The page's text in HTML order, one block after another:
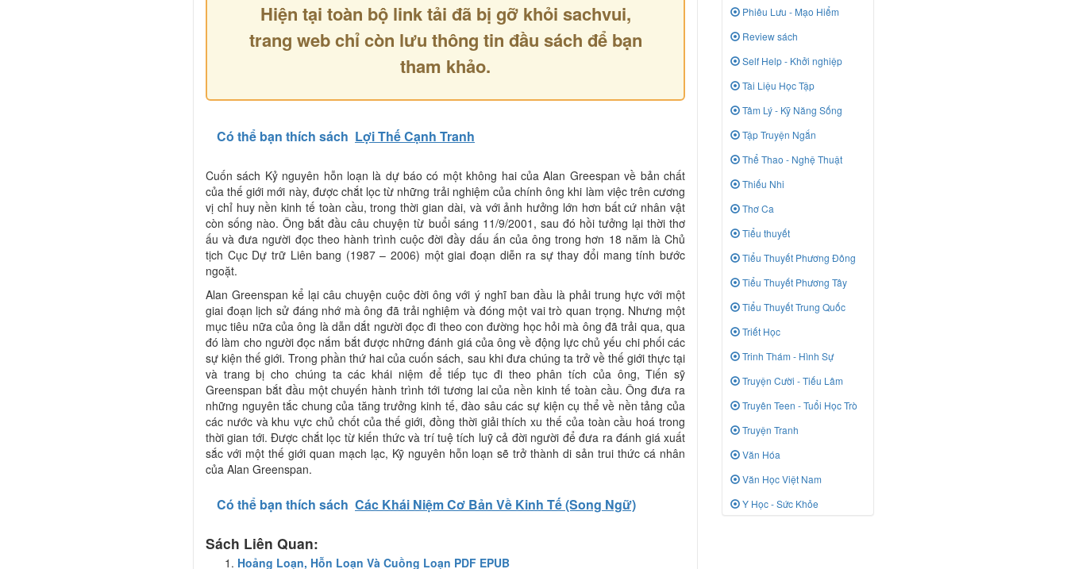
Hiện tại toàn bộ link tải đã bị gỡ khỏi sachvui,
trang web chỉ còn lưu thông tin đầu sách để bạn
tham khảo.
Có thể bạn thích sách Lợi Thế Cạnh Tranh
Cuốn sách Kỷ nguyên hỗn loạn là dự báo có một không hai của Alan Greespan về bản chất
của thế giới mới này, được chắt lọc từ những trải nghiệm của chính ông khi làm việc trên cương
vị chỉ huy nền kinh tế toàn cầu, trong thời gian dài, và với ảnh hưởng lớn hơn bất cứ nhân vật
còn sống nào. Ông bắt đầu câu chuyện từ buổi sáng 11/9/2001, sau đó hồi tưởng lại thời thơ
ấu và đưa người đọc theo hành trình cuộc đời đầy dấu ấn của ông trong hơn 18 năm là Chủ
tịch Cục Dự trữ Liên bang (1987 – 2006) một giai đoạn diễn ra sự thay đổi mang tính bước
ngoặt.
Alan Greenspan kể lại câu chuyện cuộc đời ông với ý nghĩ ban đầu là phải trung hực với một
giai đoạn lịch sử đáng nhớ mà ông đã trải nghiệm và đóng một vai trò quan trọng. Nhưng một
mục tiêu nữa của ông là dẫn dắt người đọc đi theo con đường học hỏi mà ông đã trải qua, qua
đó làm cho người đọc nắm bắt được những đánh giá của ông về động lực chủ yếu chi phối các
sự kiện thế giới. Trong phần thứ hai của cuốn sách, sau khi đưa chúng ta trở về thế giới thực tại
và trang bị cho chúng ta các khái niệm để tiếp tục đi theo phân tích của ông, Tiến sỹ
Greenspan bắt đầu một chuyến hành trình tới tương lai của nền kinh tế toàn cầu. Ông đưa ra
những nguyên tắc chung của tăng trưởng kinh tế, đào sâu các sự kiện cụ thể về nền tảng của
các nước và khu vực chủ chốt của thế giới, đồng thời giải thích xu thế của toàn cầu hoá trong
thời gian tới. Được chắt lọc từ kiến thức và trí tuệ tích luỹ cả đời người để đưa ra đánh giá xuất
sắc với một thế giới quan mạch lạc, Kỹ nguyên hỗn loạn sẽ trở thành di sản trui thức cá nhân
của Alan Greenspan.
Có thể bạn thích sách Các Khái Niệm Cơ Bản Về Kinh Tế (Song Ngữ)
Sách Liên Quan:
Hoảng Loạn, Hỗn Loạn Và Cuồng Loạn PDF EPUB
Phiêu Lưu - Mạo Hiểm
Review sách
Self Help - Khởi nghiệp
Tài Liệu Học Tập
Tâm Lý - Kỹ Năng Sống
Tập Truyện Ngắn
Thể Thao - Nghệ Thuật
Thiếu Nhi
Thơ Ca
Tiểu thuyết
Tiểu Thuyết Phương Đông
Tiểu Thuyết Phương Tây
Tiểu Thuyết Trung Quốc
Triết Học
Trinh Thám - Hình Sự
Truyện Cười - Tiếu Lâm
Truyên Teen - Tuổi Học Trò
Truyện Tranh
Văn Hóa
Văn Học Việt Nam
Y Học - Sức Khỏe